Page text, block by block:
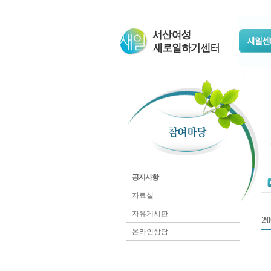
공지사항
자료실
자유게시판
온라인상담